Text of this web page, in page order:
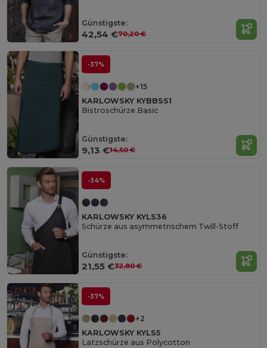
Günstigste:
42,54 €70,20 €
-37%
+15
KARLOWSKY KYBBSS1
Bistroschürze Basic
Günstigste:
9,13 €14,50 €
-34%
KARLOWSKY KYLS36
Schürze aus asymmetrischem Twill-Stoff
Günstigste:
21,55 €32,80 €
-37%
+2
KARLOWSKY KYLS5
Latzschürze aus Polycotton